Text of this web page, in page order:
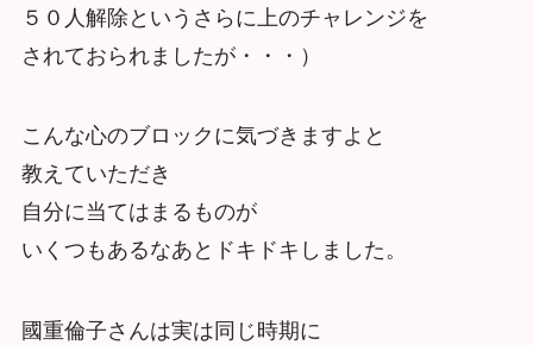
５０人解除というさらに上のチャレンジを
されておられましたが・・・）
こんな心のブロックに気づきますよと
教えていただき
自分に当てはまるものが
いくつもあるなあとドキドキしました。
國重倫子さんは実は同じ時期に